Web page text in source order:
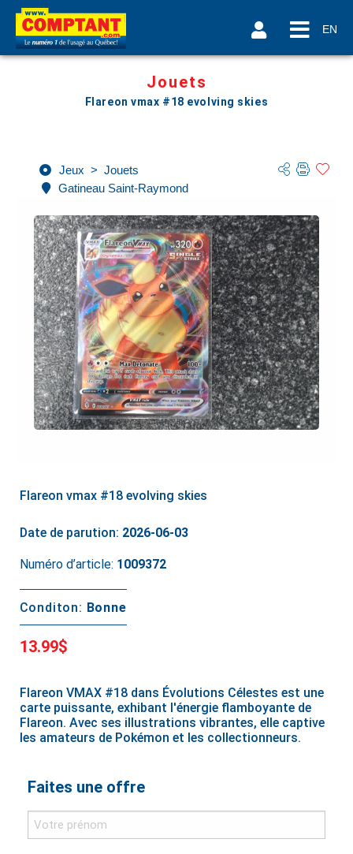
EN
Jouets
Flareon vmax #18 evolving skies
Jeux > Jouets
Gatineau Saint-Raymond
Flareon vmax #18 evolving skies
Date de parution: 2026-06-03
Numéro d’article: 1009372
Conditon: Bonne
13.99$
Flareon VMAX #18 dans Évolutions Célestes est une
carte puissante, exhibant l'énergie flamboyante de
Flareon. Avec ses illustrations vibrantes, elle captive
les amateurs de Pokémon et les collectionneurs.
Faites une offre